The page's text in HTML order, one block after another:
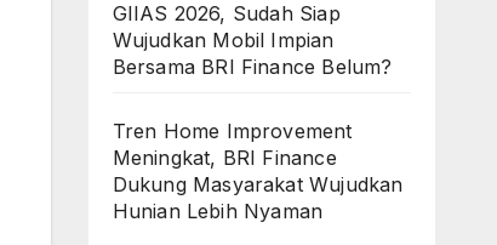
GIIAS 2026, Sudah Siap
Wujudkan Mobil Impian
Bersama BRI Finance Belum?
Tren Home Improvement
Meningkat, BRI Finance
Dukung Masyarakat Wujudkan
Hunian Lebih Nyaman